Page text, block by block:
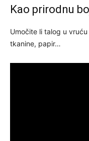
Kao prirodnu
Umočite li talog u
tkanine, papir…